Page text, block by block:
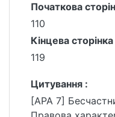
Початкова
110
Кінцева сторінка
119
Цитування :
[APA 7]